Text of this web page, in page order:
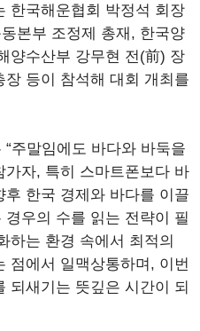
한국해운협회 박정석 회장
본부 조정제 총재, 한국양
양수산부 강무현 전(前) 장
등이 참석해 대회 개최를
주말임에도 바다와 바둑을
자, 특히 스마트폰보다 바
한국 경제와 바다를 이끌
경우의 수를 읽는 전략이 필
하는 환경 속에서 최적의
점에서 일맥상통하며, 이번
되새기는 뜻깊은 시간이 되